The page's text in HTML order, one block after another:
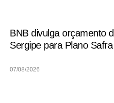
BNB divulga orçamento
Sergipe para Plano
07/08/2026